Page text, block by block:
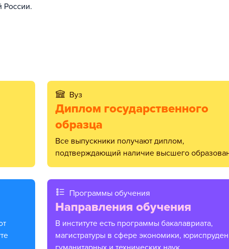
России.
Вуз
Диплом государственного
образца
Все выпускники получают диплом,
подтверждающий наличие высшего
Программы обучения
Направления обучения
В институте есть программы бакалавриата,
магистратуры в сфере экономики,